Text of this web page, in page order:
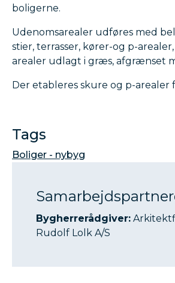
boligerne.
Udenomsarealer udføres med
stier, terrasser, kører-og p-
arealer udlagt i græs, afgrænset
Der etableres skure og p-arealer
Tags
Boliger - nybyg
Bygherrerådgiver:
Rudolf Lolk A/S